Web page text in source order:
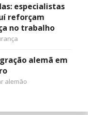
especialistas
reforçam
no trabalho
alemã em
alemão